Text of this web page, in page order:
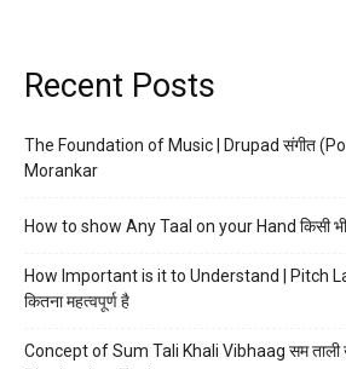
Recent Posts
The Foundation of Music | Drupad संगीत
Morankar
How to show Any Taal on your Hand किसी भी
How Important is it to Understand | Pitch
कितना महत्वपूर्ण है
Concept of Sum Tali Khali Vibhaag सम ताली